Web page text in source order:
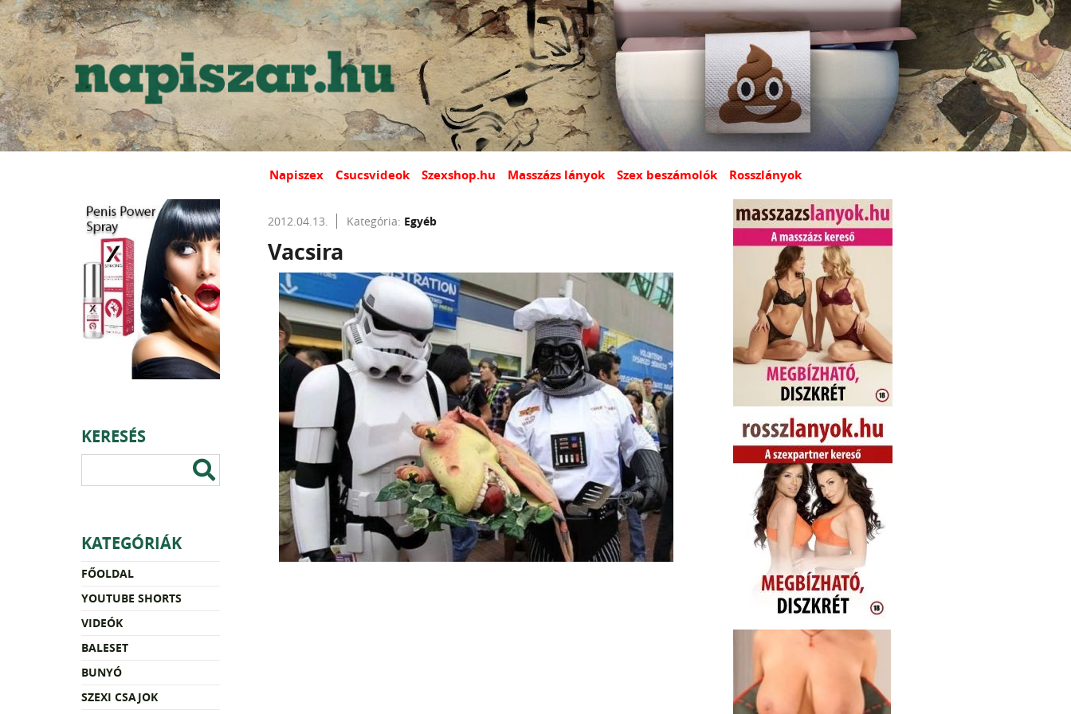
Napiszex Csucsvideok Szexshop.hu Masszázs lányok Szex beszámolók Rosszlányok
KERESÉS
KATEGÓRIÁK
FŐOLDAL
YOUTUBE SHORTS
VIDEÓK
BALESET
BUNYÓ
SZEXI CSAJOK
2012.04.13. Kategória: Egyéb
Vacsira